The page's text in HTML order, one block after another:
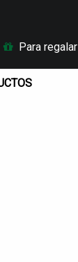
Para regalar